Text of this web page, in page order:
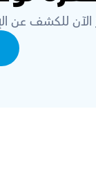
الآن للكشف عن